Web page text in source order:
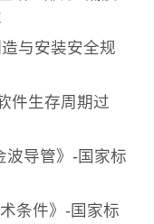
与安装安全规
件生存周期过
波导管》-国家标
条件》-国家标